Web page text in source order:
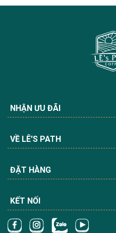
NHẬN ƯU ĐÃI
VỀ LÊ'S PATH
ĐẶT HÀNG
KẾT NỐI